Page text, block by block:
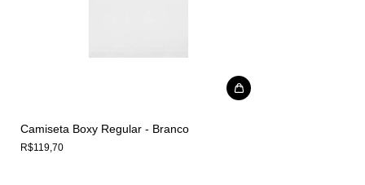
Camiseta Boxy Regular - Branco
R$119,70